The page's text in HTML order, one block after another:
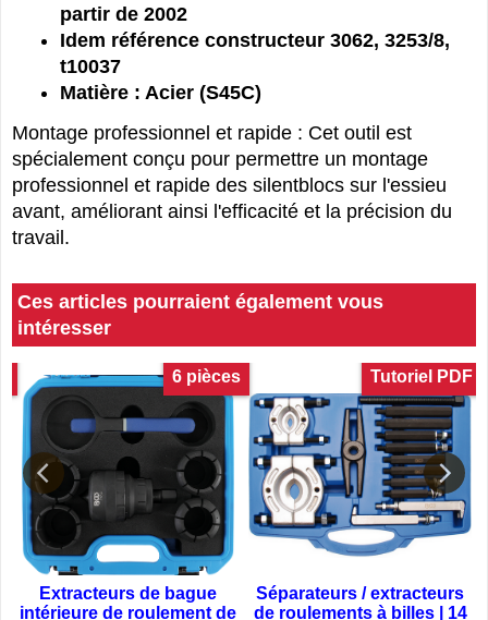
partir de 2002
Idem référence constructeur 3062, 3253/8,
t10037
Matière : Acier (S45C)
Montage professionnel et rapide : Cet outil est
spécialement conçu pour permettre un montage
professionnel et rapide des silentblocs sur l'essieu
avant, améliorant ainsi l'efficacité et la précision du
travail.
Ces articles pourraient également vous
intéresser
6 pièces
Extracteurs de bague
intérieure de roulement de
Tutoriel PDF
Séparateurs / extracteurs
de roulements à billes | 14